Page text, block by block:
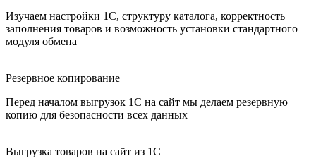
Изучаем настройки 1С, структуру каталога, корректность
заполнения товаров и возможность установки стандартного
модуля обмена
Резервное копирование
Перед началом выгрузок 1С на сайт мы делаем резервную
копию для безопасности всех данных
Выгрузка товаров на сайт из 1С